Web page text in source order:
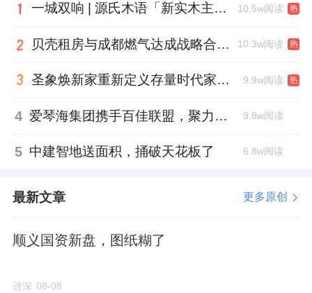
一城双响 | 源氏木语「新实木主义——黑标生活提案」发布会落地天津，黑标旗舰店盛大启幕 10.5w阅读 热
贝壳租房与成都燃气达成战略合作 打通安全巡检“最后一米” 10.3w阅读 热
圣象焕新家重新定义存量时代家居升级逻辑，筑牢说换就换的底气！ 9.9w阅读 热
4 爱琴海集团携手百佳联盟，聚力共拓存量商业新赛道 9.8w阅读
5 中建智地送面积，捅破天花板了 6.8w阅读
最新文章 更多原创
顺义国资新盘，图纸糊了
进深 08-08